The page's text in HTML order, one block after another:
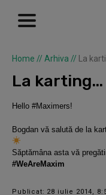
Home // Arhiva // La
La karting…
Hello #Maximers!
Bogdan vă salută de la
Săptămâna asta vă
#WeAreMaxim
Publicat: 28 iulie 2014,